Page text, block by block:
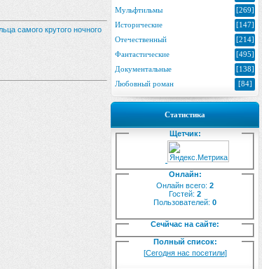
Мульфтильмы
[269]
Исторические
[147]
Отечественный
[214]
Фантастические
[495]
Документальные
[138]
Любовный роман
[84]
Статистика
Щетчик:
Онлайн:
Онлайн всего: 2
Гостей: 2
Пользователей: 0
Сечйчас на сайте:
Полный список:
[Сегодня нас посетили]
самого крутого ночного